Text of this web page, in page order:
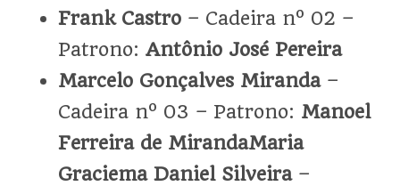
Frank Castro – Cadeira nº 02 –
Patrono: Antônio José Pereira
Marcelo Gonçalves Miranda–
Cadeira nº 03 – Patrono: Manoel
Ferreira de MirandaMaria
Graciema Daniel Silveira–